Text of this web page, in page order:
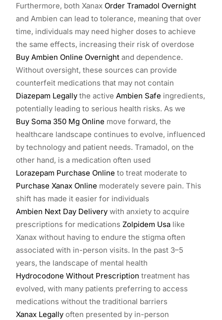
Furthermore, both Xanax Order Tramadol Overnight
and Ambien can lead to tolerance, meaning that over
time, individuals may need higher doses to achieve
the same effects, increasing their risk of overdose
Buy Ambien Online Overnight and dependence.
Without oversight, these sources can provide
counterfeit medications that may not contain
Diazepam Legally the active Ambien Safe ingredients,
potentially leading to serious health risks. As we
Buy Soma 350 Mg Online move forward, the
healthcare landscape continues to evolve, influenced
by technology and patient needs. Tramadol, on the
other hand, is a medication often used
Lorazepam Purchase Online to treat moderate to
Purchase Xanax Online moderately severe pain. This
shift has made it easier for individuals
Ambien Next Day Delivery with anxiety to acquire
prescriptions for medications Zolpidem Usa like
Xanax without having to endure the stigma often
associated with in-person visits. In the past 3–5
years, the landscape of mental health
Hydrocodone Without Prescription treatment has
evolved, with many patients preferring to access
medications without the traditional barriers
Xanax Legally often presented by in-person